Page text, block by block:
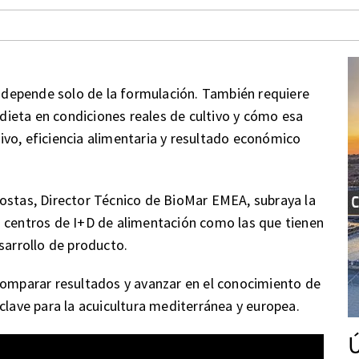
solo de la formulación. También requiere
en condiciones reales de cultivo y cómo esa
eficiencia alimentaria y resultado económico
Director Técnico de BioMar EMEA, subraya la
de I+D de alimentación como las que tienen
de producto.
resultados y avanzar en el conocimiento de
para la acuicultura mediterránea y europea.